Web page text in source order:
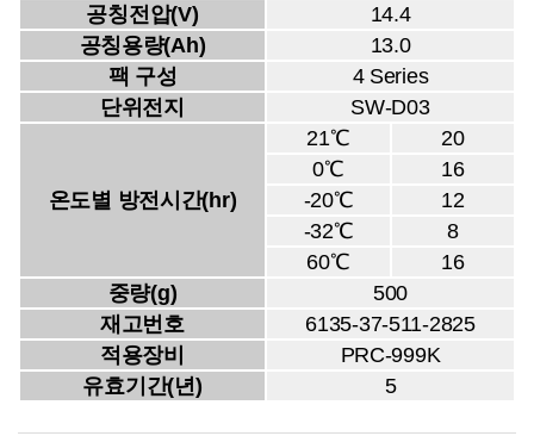
공칭전압(V)
14.4
공칭용량(Ah)
13.0
팩 구성
4 Series
단위전지
SW-D03
온도별 방전시간(hr)
21℃
20
0℃
16
-20℃
12
-32℃
8
60℃
16
중량(g)
500
재고번호
6135-37-511-2825
적용장비
PRC-999K
유효기간(년)
5